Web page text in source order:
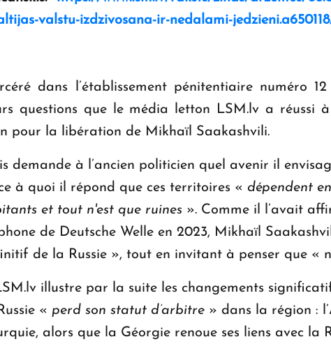
valstu-izdzivosana-ir-nedalami-
dans l’établissement pénitentiaire numéro
questions que le média letton LSM.lv a réussi
pour la libération de Mikhaïl Saakashvili.
demande à l’ancien politicien quel avenir il
à quoi il répond que ces territoires « dépendent
et tout n'est que ruines ». Comme il l’avait
de Deutsche Welle en 2023, Mikhaïl
de la Russie », tout en invitant à penser que «
illustre par la suite les changements
« perd son statut d’arbitre » dans la région :
alors que la Géorgie renoue ses liens avec